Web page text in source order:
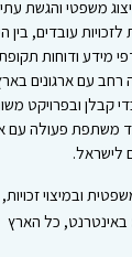
משפטי והגשת
עובדים,
מידע ודוחות
עם ארגונים
קבלן ובפרויקט
משתפת פעולה עם
לישראל.
ובמיצוי
באינטרנט, כל הארץ